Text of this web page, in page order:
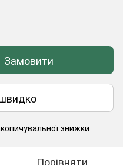
Замовити
знижки
Порівняти